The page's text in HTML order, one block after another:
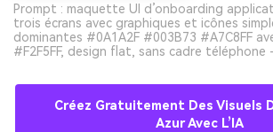
Prompt : maquette UI d’onboarding
trois écrans avec graphiques et icônes
dominantes #0A1A2F #003B73 #A7C8FF
#F2F5FF, design flat, sans cadre téléphone
Créez Gratuitement Des Visuels
Azur Avec L’IA